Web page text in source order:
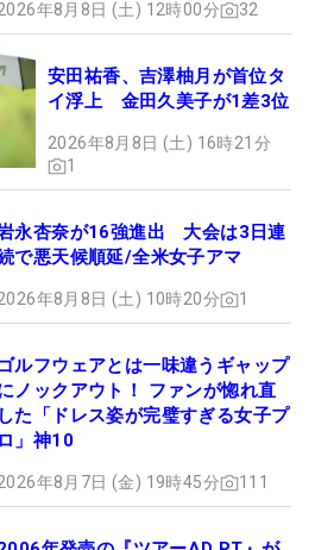
年8月8日 (土) 12時00分 32
安田祐香、吉澤柚月が首位タ
イ浮上 金田久美子が1差3位
2026年8月8日 (土) 16時21分
1
永杏奈が16強進出 大会は3日連
で悪天候順延/全米女子アマ
年8月8日 (土) 10時20分 1
ゴルフウェアとは一味違うギャップ
ノックアウト！ ファンが惚れ直
した「ドレス姿が完璧すぎる女子プ
ロ」神10
年8月7日 (金) 19時45分 111